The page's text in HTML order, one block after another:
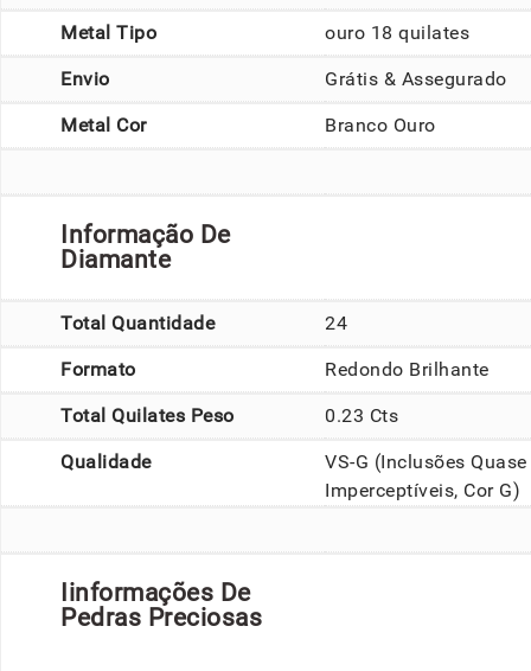
Metal Tipo ouro 18 quilates
Envio Grátis & Assegurado
Metal Cor Branco Ouro
Informação De
Diamante
Total Quantidade 24
Formato Redondo Brilhante
Total Quilates Peso 0.23 Cts
Qualidade
VS-G (Inclusões Quase
Imperceptíveis, Cor G)
Iinformações De
Pedras Preciosas